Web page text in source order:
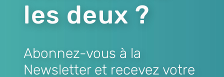
les deux ?
Abonnez-vous à la
Newsletter et recevez votre